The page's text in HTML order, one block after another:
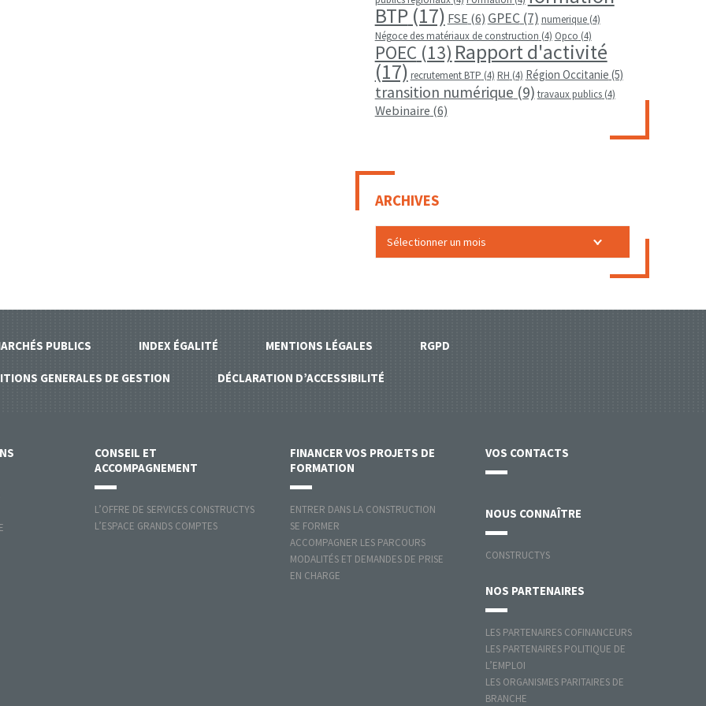
BTP(17) FSE (6) GPEC(7) numerique(4)
Négoce des matériaux de construction (4) Opco (4)
POEC (13) Rapport d'activité
(17) recrutement BTP (4) RH (4) Région Occitanie (5)
transition numérique (9) travaux publics(4)
Webinaire (6)
ARCHIVES
PUBLICS INDEX ÉGALITÉ MENTIONS LÉGALES RGPD
GENERALES DE GESTION DÉCLARATION D’ACCESSIBILITÉ
CONSEIL ET
ACCOMPAGNEMENT
L’OFFRE DE SERVICES CONSTRUCTYS
L’ESPACE GRANDS COMPTES
FINANCER VOS PROJETS DE
FORMATION
ENTRER DANS LA CONSTRUCTION
SE FORMER
ACCOMPAGNER LES PARCOURS
MODALITÉS ET DEMANDES DE PRISE
EN CHARGE
VOS CONTACTS
NOUS CONNAÎTRE
CONSTRUCTYS
NOS PARTENAIRES
LES PARTENAIRES COFINANCEURS
LES PARTENAIRES POLITIQUE DE
L’EMPLOI
LES ORGANISMES PARITAIRES DE
BRANCHE